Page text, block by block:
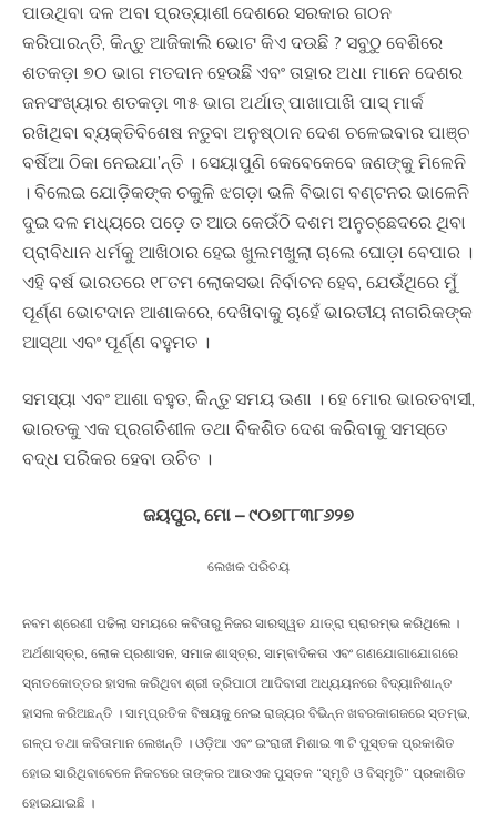
ପାଉଥିବା ଦଳ ଅବା ପ୍ରତ୍ୟାଶୀ ଦେଶରେ ସରକାର ଗଠନ
କରିପାରନ୍ତି, କିନ୍ତୁ ଆଜିକାଲି ଭୋଟ କିଏ ଦଉଛି ? ସବୁଠୁ ବେଶିରେ
ଶତକଡ଼ା ୭୦ ଭାଗ ମତଦାନ ହେଉଛି ଏବଂ ତାହାର ଅଧା ମାନେ ଦେଶର
ଜନସଂଖ୍ୟାର ଶତକଡ଼ା ୩୫ ଭାଗ ଅର୍ଥାତ୍ ପାଖାପାଖି ପାସ୍ ମାର୍କ
ରଖିଥିବା ବ୍ୟକ୍ତିବିଶେଷ ନତୁବା ଅନୁଷ୍ଠାନ ଦେଶ ଚଳେଇବାର ପାଞ୍ଚ
ବର୍ଷିଆ ଠିକା ନେଇଯା’ନ୍ତି । ସେୟାପୁଣି କେବେକେବେ ଜଣଙ୍କୁ ମିଳେନି
। ବିଲେଇ ଯୋଡ଼ିକଙ୍କ ଚକୁଳି ଝଗଡ଼ା ଭଳି ବିଭାଗ ବଣ୍ଟନର ଭାଳେନି
ଦୁଇ ଦଳ ମଧ୍ୟରେ ପଡ଼େ ତ ଆଉ କେଉଁଠି ଦଶମ ଅନୁଚ୍ଛେଦରେ ଥିବା
ପ୍ରାବିଧାନ ଧର୍ମକୁ ଆଖିଠାର ହେଇ ଖୁଲମଖୁଲା ଚାଲେ ଘୋଡ଼ା ବେପାର ।
ଏହି ବର୍ଷ ଭାରତରେ ୧୮ତମ ଲୋକସଭା ନିର୍ବାଚନ ହେବ, ଯେଉଁଥିରେ ମୁଁ
ପୂର୍ଣ୍ଣ ଭୋଟଦାନ ଆଶାକରେ, ଦେଖିବାକୁ ଚାହେଁ ଭାରତୀୟ ନାଗରିକଙ୍କ
ଆସ୍ଥା ଏବଂ ପୂର୍ଣ୍ଣ ବହୁମତ ।
ସମସ୍ୟା ଏବଂ ଆଶା ବହୁତ, କିନ୍ତୁ ସମୟ ଊଣା । ହେ ମୋର ଭାରତବାସୀ,
ଭାରତକୁ ଏକ ପ୍ରଗତିଶୀଳ ତଥା ବିକଶିତ ଦେଶ କରିବାକୁ ସମସ୍ତେ
ବଦ୍ଧ ପରିକର ହେବା ଉଚିତ ।
ଜୟପୁର, ମୋ – ୯୦୭୮୮୩୮୬୨୭
ଲେଖକ ପରିଚୟ
ନବମ ଶ୍ରେଣୀ ପଢିଲା ସମୟରେ କବିତାରୁ ନିଜର ସାରସ୍ୱତ ଯାତ୍ରା ପ୍ରାରମ୍ଭ କରିଥିଲେ ।
ଅର୍ଥଶାସ୍ତ୍ର, ଲୋକ ପ୍ରଶାସନ, ସମାଜ ଶାସ୍ତ୍ର, ସାମ୍ବାଦିକତା ଏବଂ ଗଣଯୋଗାଯୋଗରେ
ସ୍ନାତକୋତ୍ତର ହାସଲ କରିଥିବା ଶ୍ରୀ ତ୍ରିପାଠୀ ଆଦିବାସୀ ଅଧ୍ୟୟନରେ ବିଦ୍ୟାନିଶାନ୍ତ
ହାସଲ କରିଅଛନ୍ତି । ସାମ୍ପ୍ରତିକ ବିଷୟକୁ ନେଇ ରାଜ୍ୟର ବିଭିନ୍ନ ଖବରକାଗଜରେ ସ୍ତମ୍ଭ,
ଗଳ୍ପ ତଥା କବିତାମାନ ଲେଖନ୍ତି । ଓଡ଼ିଆ ଏବଂ ଇଂରାଜୀ ମିଶାଇ ୩ ଟି ପୁସ୍ତକ ପ୍ରକାଶିତ
ହୋଇ ସାରିଥିବାବେଳେ ନିକଟରେ ତାଙ୍କର ଆଉଏକ ପୁସ୍ତକ “ସ୍ମୃତି ଓ ବିସ୍ମୃତି” ପ୍ରକାଶିତ
ହୋଇଯାଇଛି ।